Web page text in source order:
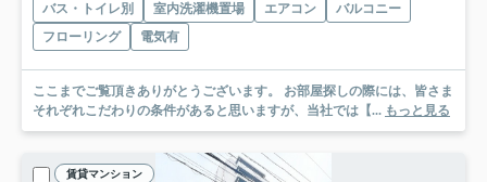
バス・トイレ別 室内洗濯機置場 エアコン
バルコニー
フローリング
電気有
ここまでご覧頂きありがとうございます。 お部屋探しの際には、皆さま
それぞれこだわりの条件があると思いますが、当社では【... もっと見る
賃貸マンション